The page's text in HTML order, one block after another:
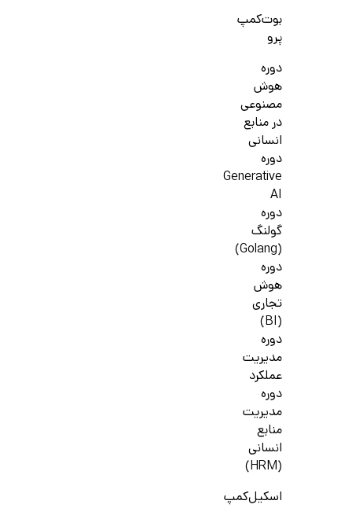
بوت‌کمپ
پرو
دوره
هوش
مصنوعی
در منابع
انسانی
دوره
Generative
AI
دوره
گولنگ
(Golang)
دوره
هوش
تجاری
(BI)
دوره
مدیریت
عملکرد
دوره
مدیریت
منابع
انسانی
(HRM)
اسکیل‌کمپ